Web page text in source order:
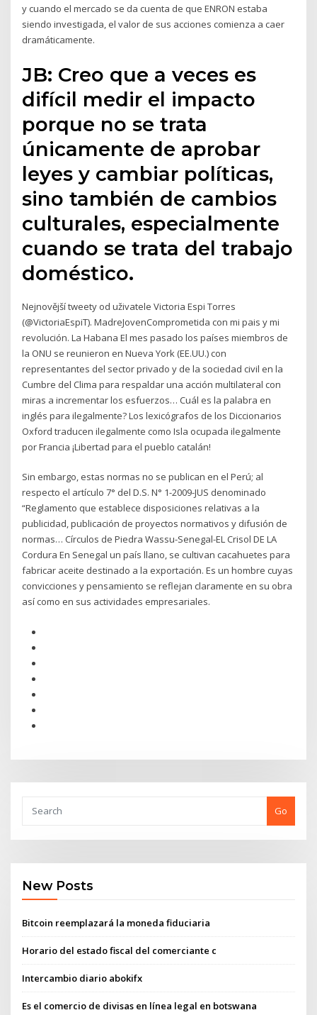
y cuando el mercado se da cuenta de que ENRON estaba
siendo investigada, el valor de sus acciones comienza a caer
dramáticamente.
JB: Creo que a veces es
difícil medir el impacto
porque no se trata
únicamente de aprobar
leyes y cambiar políticas,
sino también de cambios
culturales, especialmente
cuando se trata del trabajo
doméstico.
Nejnovější tweety od uživatele Victoria Espi Torres
(@VictoriaEspiT). MadreJovenComprometida con mi pais y mi
revolución. La Habana El mes pasado los países miembros de
la ONU se reunieron en Nueva York (EE.UU.) con
representantes del sector privado y de la sociedad civil en la
Cumbre del Clima para respaldar una acción multilateral con
miras a incrementar los esfuerzos… Cuál es la palabra en
inglés para ilegalmente? Los lexicógrafos de los Diccionarios
Oxford traducen ilegalmente como Isla ocupada ilegalmente
por Francia ¡Libertad para el pueblo catalán!
Sin embargo, estas normas no se publican en el Perú; al
respecto el artículo 7° del D.S. N° 1-2009-JUS denominado
“Reglamento que establece disposiciones relativas a la
publicidad, publicación de proyectos normativos y difusión de
normas… Círculos de Piedra Wassu-Senegal-EL Crisol DE LA
Cordura En Senegal un país llano, se cultivan cacahuetes para
fabricar aceite destinado a la exportación. Es un hombre cuyas
convicciones y pensamiento se reflejan claramente en su obra
así como en sus actividades empresariales.
Go
New Posts
Bitcoin reemplazará la moneda fiduciaria
Horario del estado fiscal del comerciante c
Intercambio diario abokifx
Es el comercio de divisas en línea legal en botswana